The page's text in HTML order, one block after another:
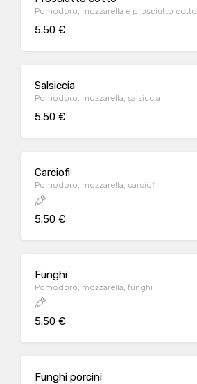
Pomodoro, mozzarella e prosciutto cotto
5.50 €
Salsiccia
Pomodoro, mozzarella, salsiccia
5.50 €
Carciofi
Pomodoro, mozzarella, carciofi
5.50 €
Funghi
Pomodoro, mozzarella, funghi
5.50 €
Funghi porcini